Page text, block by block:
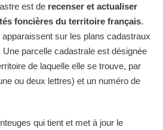
est de recenser et actualiser
foncières du territoire français.
sur les plans cadastraux
parcelle cadastrale est désignée
de laquelle elle se trouve, par
ou deux lettres) et un numéro de
qui tient et met à jour le